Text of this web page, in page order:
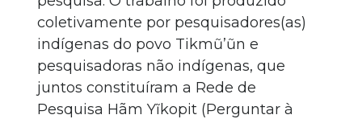
coletivamente por pesquisadores(as)
indígenas do povo Tikmũ’ũn e
pesquisadoras não indígenas, que
juntos constituíram a Rede de
Pesquisa Hãm Yĩkopit (Perguntar à